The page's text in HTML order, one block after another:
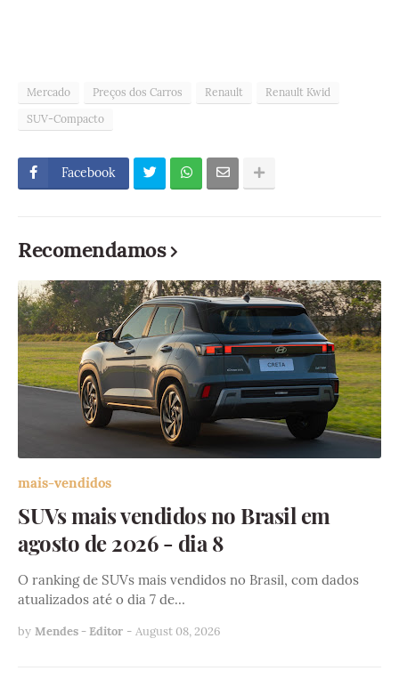
Mercado Preços dos Carros Renault
Renault Kwid
SUV-Compacto
Facebook
Recomendamos
mais-vendidos
SUVs mais vendidos no Brasil em
agosto de 2026 - dia 8
O ranking de SUVs mais vendidos no Brasil, com dados
atualizados até o dia 7 de…
by Mendes - Editor - August 08, 2026